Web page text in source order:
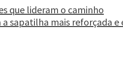
que lideram o caminho
a sapatilha mais reforçada e